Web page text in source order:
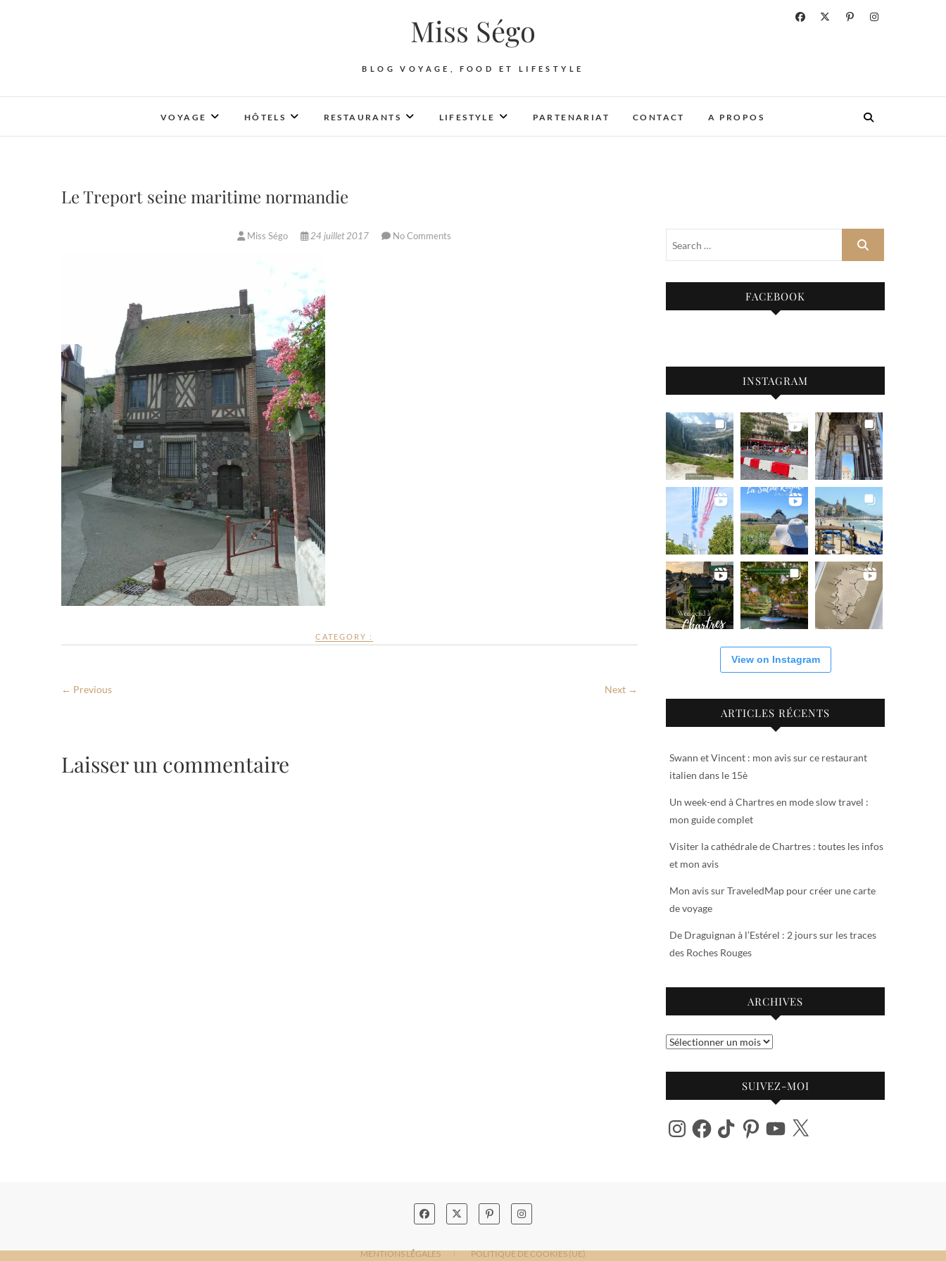
Miss Ségo
BLOG VOYAGE, FOOD ET LIFESTYLE
VOYAGE HÔTELS RESTAURANTS LIFESTYLE PARTENARIAT CONTACT A PROPOS
Le Treport seine maritime normandie
Miss Ségo 24 juillet 2017 No Comments
CATEGORY :
← Previous Next →
Laisser un commentaire
FACEBOOK
INSTAGRAM
View on Instagram
ARTICLES RÉCENTS
Swann et Vincent : mon avis sur ce restaurant
italien dans le 15è
Un week-end à Chartres en mode slow travel :
mon guide complet
Visiter la cathédrale de Chartres : toutes les infos
et mon avis
Mon avis sur TraveledMap pour créer une carte
de voyage
De Draguignan à l’Estérel : 2 jours sur les traces
des Roches Rouges
ARCHIVES
Archives
SUIVEZ-MOI
InstagramFacebook
TikTok PinterestYouTube
X
MENTIONS LÉGALES POLITIQUE DE COOKIES (UE)